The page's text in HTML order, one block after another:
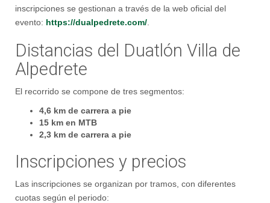
inscripciones se gestionan a través de la web oficial del
evento: https://dualpedrete.com/
Distancias del Duatlón Villa de
Alpedrete
El recorrido se compone de tres segmentos:
4,6 km de carrera a pie
15 km en MTB
2,3 km de carrera a pie
Inscripciones y precios
Las inscripciones se organizan por tramos, con diferentes
cuotas según el periodo: